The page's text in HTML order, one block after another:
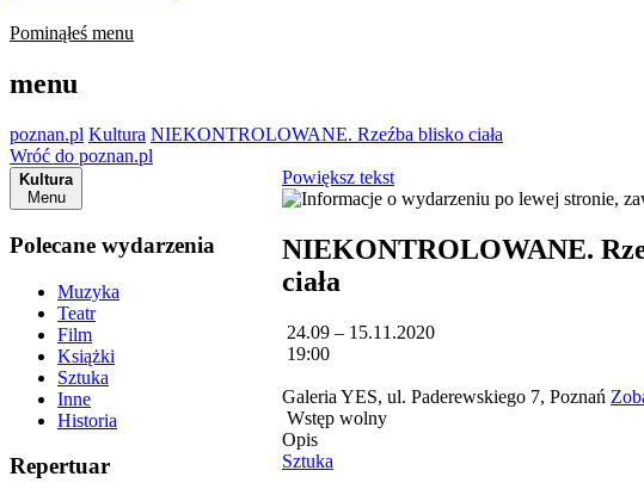
Pominąłeś menu
menu
poznan.pl Kultura NIEKONTROLOWANE. Rzeźba blisko ciała
Wróć do poznan.pl
Kultura
Menu
Polecane wydarzenia
Muzyka
Teatr
Film
Książki
Sztuka
Inne
Historia
Repertuar
Powiększ tekst
NIEKONTROLOWANE.
ciała
24.09 – 15.11.2020
19:00
Galeria YES, ul. Paderewskiego 7, Poznań
Wstęp wolny
Opis
Sztuka